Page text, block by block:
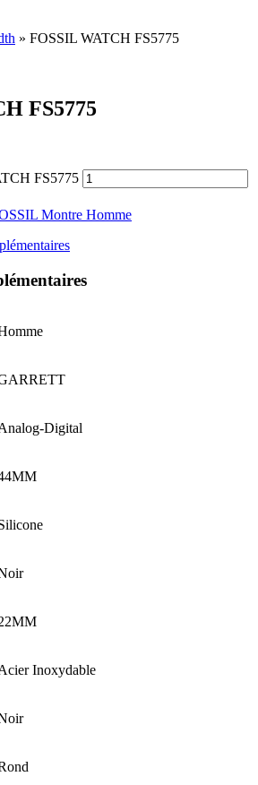
» FOSSIL WATCH FS5775
FS5775
FS5775
Montre Homme
Digital
Inoxydable